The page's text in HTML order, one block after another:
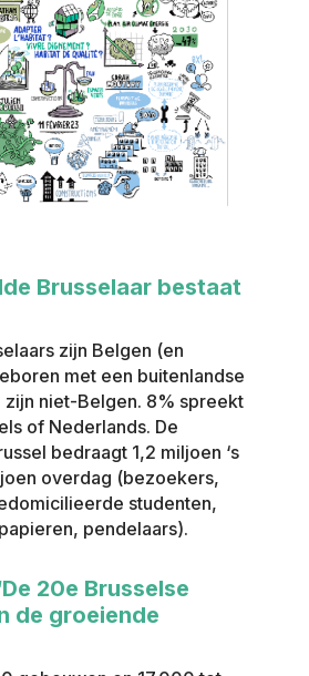
Brusselaar bestaat
zijn Belgen (en
met een buitenlandse
zijn niet-Belgen. 8% spreekt
of Nederlands. De
bedraagt 1,2 miljoen ‘s
overdag (bezoekers,
studenten,
pendelaars).
20e Brusselse
de groeiende